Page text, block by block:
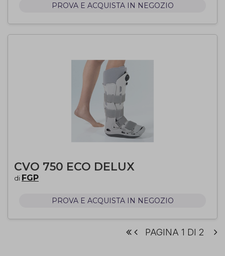
PROVA E ACQUISTA IN NEGOZIO
CVO 750 ECO DELUX
di FGP
PROVA E ACQUISTA IN NEGOZIO
PAGINA 1 DI 2